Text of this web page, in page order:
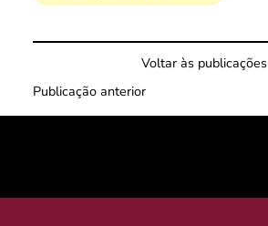
Voltar às publicações
Publicação anterior